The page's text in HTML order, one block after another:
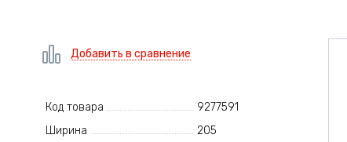
Добавить в сравнение
Код товара
9277591
Ширина
205